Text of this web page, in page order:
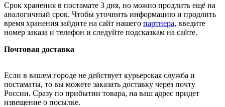
Срок хранения в постамате 3 дня, но можно продлить ещё на
аналогичный срок. Чтобы уточнить информацию и продлить
время хранения зайдите на сайт нашего партнера, введите
номер заказа и телефон и следуйте подсказкам на сайте.
Почтовая доставка
Если в вашем городе не действует курьерская служба и
постаматы, то вы можете заказать доставку через почту
России. Сразу по прибытии товара, на ваш адрес придет
извещение о посылке.